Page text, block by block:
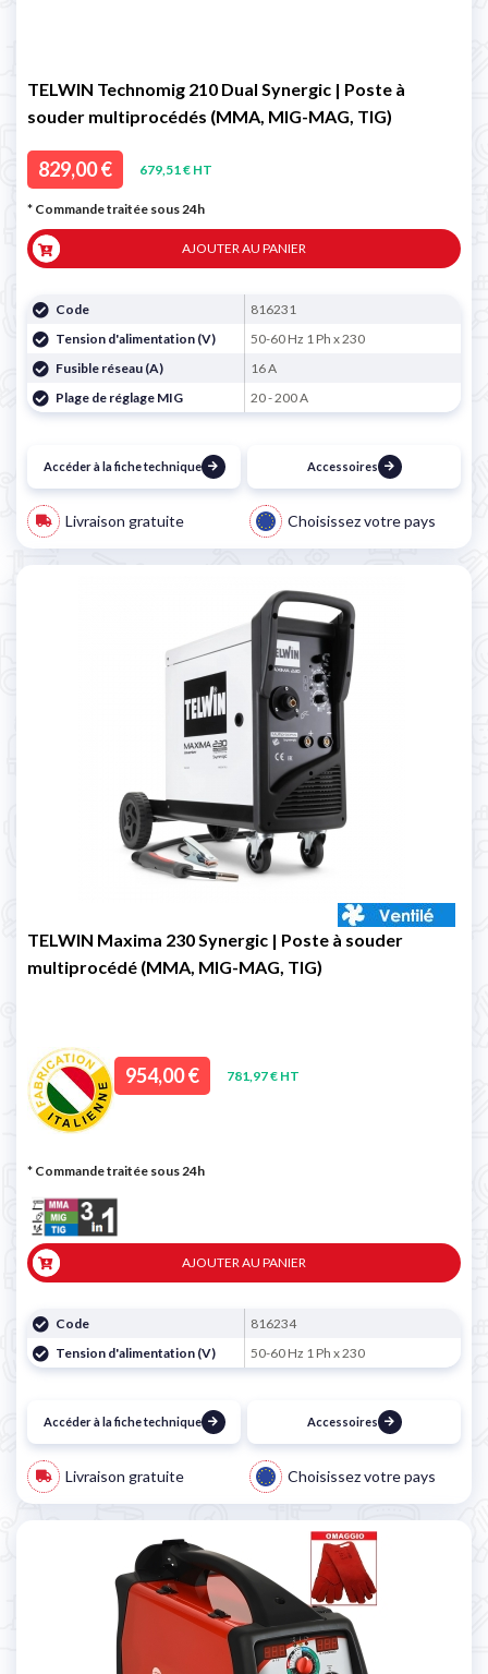
TELWIN Technomig 210 Dual Synergic | Poste à
souder multiprocédés (MMA, MIG-MAG, TIG)
829,00 € 679,51 € HT
* Commande traitée sous 24h
AJOUTER AU PANIER
Code
816231
Tension d'alimentation (V)
50-60 Hz 1 Ph x 230
Fusible réseau (A)
16 A
Plage de réglage MIG
20 - 200 A
Accéder à la fiche technique Accessoires
Livraison gratuite Choisissez votre pays
TELWIN Maxima 230 Synergic | Poste à souder
multiprocédé (MMA, MIG-MAG, TIG)
954,00 € 781,97 € HT
* Commande traitée sous 24h
AJOUTER AU PANIER
Code
816234
Tension d'alimentation (V)
50-60 Hz 1 Ph x 230
Accéder à la fiche technique Accessoires
Livraison gratuite Choisissez votre pays